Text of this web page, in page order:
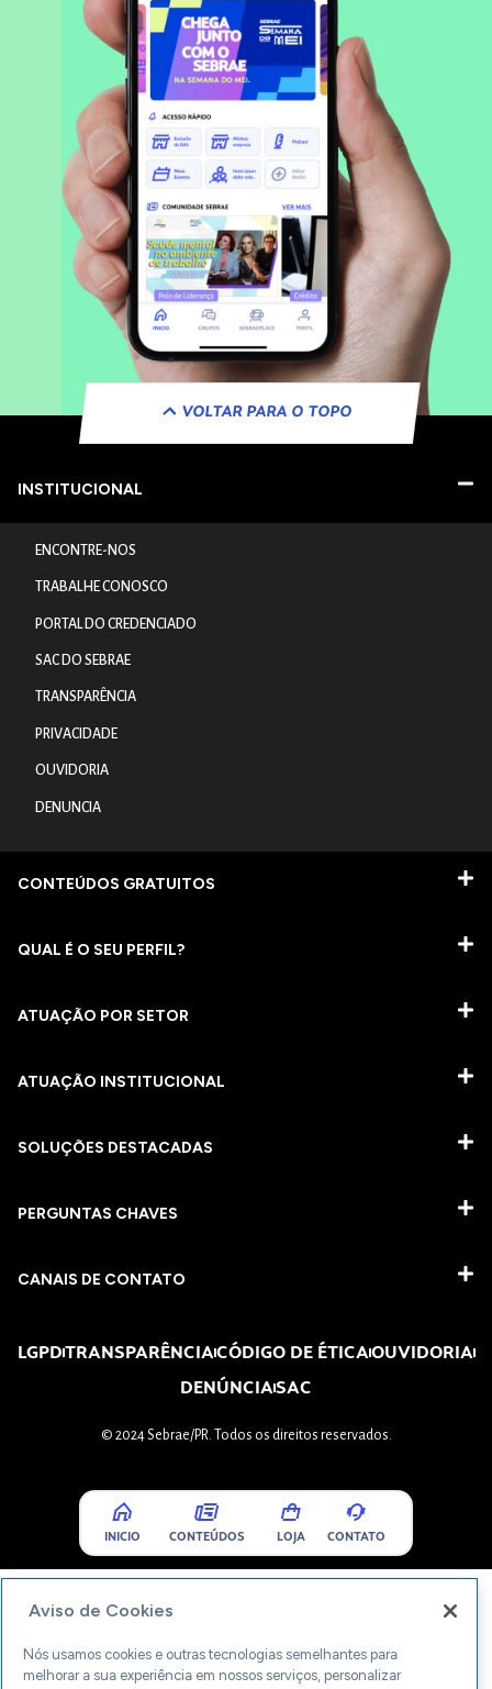
VOLTAR PARA O TOPO
INSTITUCIONAL
ENCONTRE-NOS
TRABALHE CONOSCO
PORTAL DO CREDENCIADO
SAC DO SEBRAE
TRANSPARÊNCIA
PRIVACIDADE
OUVIDORIA
DENUNCIA
CONTEÚDOS GRATUITOS
QUAL É O SEU PERFIL?
ATUAÇÃO POR SETOR
ATUAÇÃO INSTITUCIONAL
SOLUÇÕES DESTACADAS
PERGUNTAS CHAVES​
CANAIS DE CONTATO
LGPDTRANSPARÊNCIACÓDIGO DE ÉTICAOUVIDORIA
DENÚNCIASAC
© 2024 Sebrae/PR. Todos os direitos reservados.
INICIO CONTEÚDOS LOJA CONTATO
Aviso de Cookies
Nós usamos cookies e outras tecnologias semelhantes para
melhorar a sua experiência em nossos serviços, personalizar